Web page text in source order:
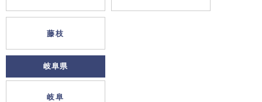
藤枝
岐阜県
岐阜